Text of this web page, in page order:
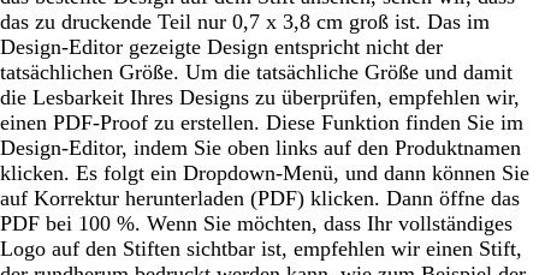
das zu druckende Teil nur 0,7 x 3,8 cm groß ist. Das im
Design-Editor gezeigte Design entspricht nicht der
tatsächlichen Größe. Um die tatsächliche Größe und damit
die Lesbarkeit Ihres Designs zu überprüfen, empfehlen wir,
einen PDF-Proof zu erstellen. Diese Funktion finden Sie im
Design-Editor, indem Sie oben links auf den Produktnamen
klicken. Es folgt ein Dropdown-Menü, und dann können Sie
auf Korrektur herunterladen (PDF) klicken. Dann öffne das
PDF bei 100 %. Wenn Sie möchten, dass Ihr vollständiges
Logo auf den Stiften sichtbar ist, empfehlen wir einen Stift,